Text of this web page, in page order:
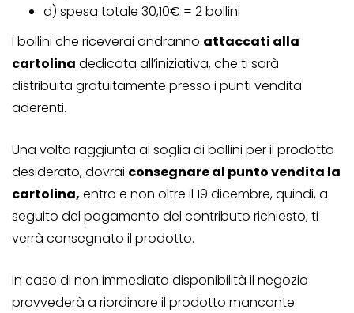
d) spesa totale 30,10€ = 2 bollini
I bollini che riceverai andranno attaccati alla
cartolina dedicata all’iniziativa, che ti sarà
distribuita gratuitamente presso i punti vendita
aderenti.
Una volta raggiunta al soglia di bollini per il prodotto
desiderato, dovrai consegnare al punto vendita la
cartolina, entro e non oltre il 19 dicembre, quindi, a
seguito del pagamento del contributo richiesto, ti
verrà consegnato il prodotto.
In caso di non immediata disponibilità il negozio
provvederà a riordinare il prodotto mancante.